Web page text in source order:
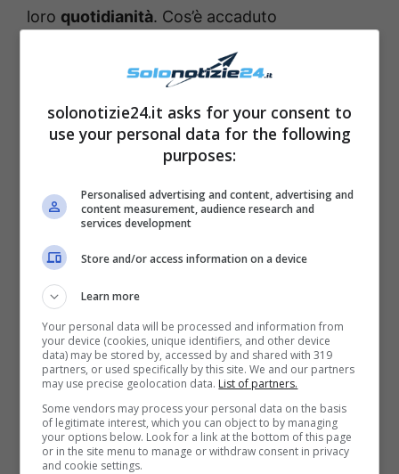
loro quotidianità. Cos’è accaduto
di circolare, e parlano stavolta diuna vera e
propria vacanza d’amore.
Sembrerebbe infatti che la coppia sia partita
troverebbero sull’Isola di Ponza, ma non si
sa quindi se la coppiaabbia con sé i figli o
altri famigliari, ma i fans non vedono l’ora di
scoprirne di più.Alcune settimane fa, era
accaduto nuovamente: Belen e Stefano erano
infatti spariti dai social ma – qualche tempo
dopo –avevano rivelato di aver avuto il
Covid.
solonotizie24.it asks for your consent to
use your personal data for the following
purposes:
Personalised advertising and content, advertising and
content measurement, audience research and
services development
Store and/or access information on a device
Learn more
Your personal data will be processed and information from
your device (cookies, unique identifiers, and other device
data) may be stored by, accessed by and shared with 319
partners, or used specifically by this site. We and our partners
may use precise geolocation data. List of partners.
Some vendors may process your personal data on the basis
of legitimate interest, which you can object to by managing
your options below. Look for a link at the bottom of this page
or in the site menu to manage or withdraw consent in privacy
and cookie settings.